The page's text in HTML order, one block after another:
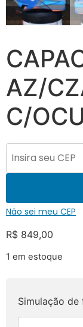
AZ/
C/
Não sei meu CEP
R$ 849,00
1 em estoque
Simulação de